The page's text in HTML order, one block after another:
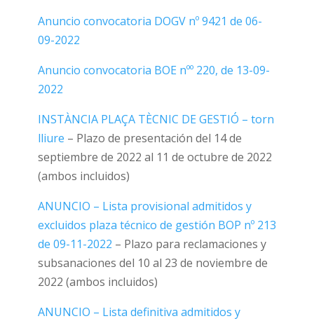
Anuncio convocatoria DOGV nº 9421 de 06-
09-2022
Anuncio convocatoria BOE nºº 220, de 13-09-
2022
INSTÀNCIA PLAÇA TÈCNIC DE GESTIÓ – torn
lliure – Plazo de presentación del 14 de
septiembre de 2022 al 11 de octubre de 2022
(ambos incluidos)
ANUNCIO – Lista provisional admitidos y
excluidos plaza técnico de gestión BOP nº 213
de 09-11-2022 – Plazo para reclamaciones y
subsanaciones del 10 al 23 de noviembre de
2022 (ambos incluidos)
ANUNCIO – Lista definitiva admitidos y